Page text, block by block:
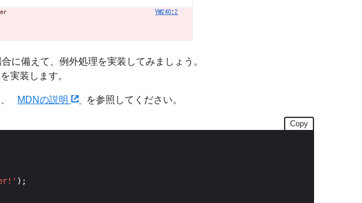
に備えて、例外処理を実装してみましょう。
実装します。
MDNの説明 を参照してください。
Copy